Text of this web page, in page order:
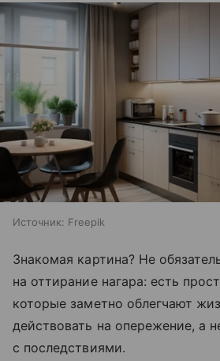
Источник: Freepik
Знакомая картина? Не
на оттирание нагара: есть
которые заметно облегчают
действовать на опережение, а
с последствиями.